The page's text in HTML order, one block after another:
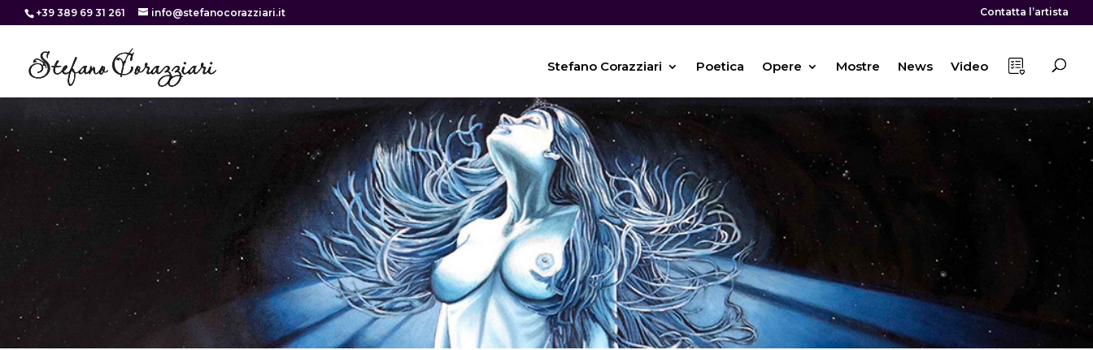
+39 389 69 31 261 info@stefanocorazziari.it Contatta l’artista
Stefano Corazziari Poetica Opere Mostre News Video